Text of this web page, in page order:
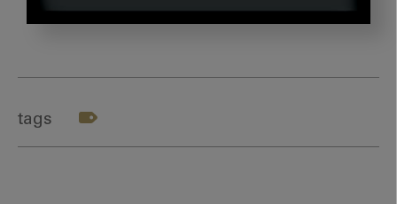
tags